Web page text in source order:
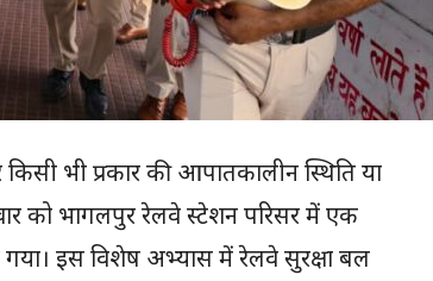
किसी भी प्रकार की आपातकालीन स्थिति या
को भागलपुर रेलवे स्टेशन परिसर में एक
इस विशेष अभ्यास में रेलवे सुरक्षा बल